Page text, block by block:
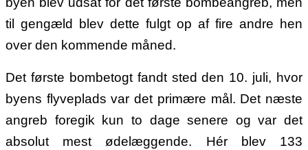
til gengæld blev dette fulgt op af fire andre hen
over den kommende måned.
Det første bombetogt fandt sted den 10. juli, hvor
byens flyveplads var det primære mål. Det næste
angreb foregik kun to dage senere og var det
absolut mest ødelæggende. Hér blev 133